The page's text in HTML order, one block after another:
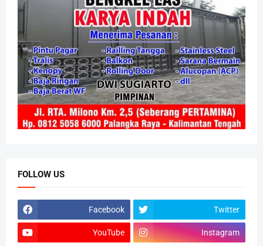
FOLLOW US
Facebook Twitter
YouTube Instagram